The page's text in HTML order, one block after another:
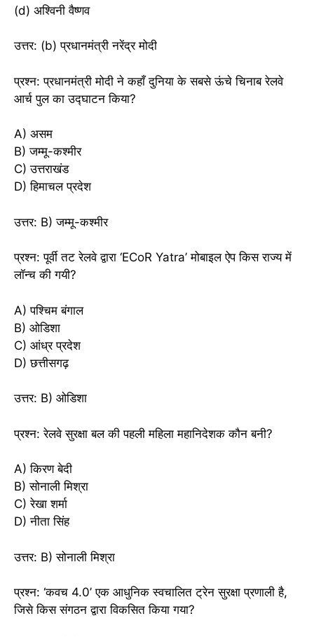
(d) अश्विनी वैष्णव
उत्तर: (b) प्रधानमंत्री नरेंद्र मोदी
प्रश्न: प्रधानमंत्री मोदी ने कहाँ दुनिया के सबसे ऊंचे चिनाब रेलवे
आर्च पुल का उद्घाटन किया?
A) असम
B) जम्मू-कश्मीर
C) उत्तराखंड
D) हिमाचल प्रदेश
उत्तर: B) जम्मू-कश्मीर
प्रश्न: पूर्वी तट रेलवे द्वारा ‘ECoR Yatra’ मोबाइल ऐप किस राज्य में
लॉन्च की गयी?
A) पश्चिम बंगाल
B) ओडिशा
C) आंध्र प्रदेश
D) छत्तीसगढ़
उत्तर: B) ओडिशा
प्रश्न: रेलवे सुरक्षा बल की पहली महिला महानिदेशक कौन बनी?
A) किरण बेदी
B) सोनाली मिश्रा
C) रेखा शर्मा
D) नीता सिंह
उत्तर: B) सोनाली मिश्रा
प्रश्न: ‘कवच 4.0’ एक आधुनिक स्वचालित ट्रेन सुरक्षा प्रणाली है,
जिसे किस संगठन द्वारा विकसित किया गया?